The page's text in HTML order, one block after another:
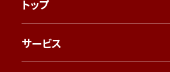
トップ
サービス